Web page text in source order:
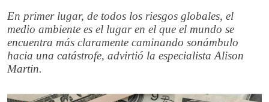
En primer lugar, de todos los riesgos globales, el
medio ambiente es el lugar en el que el mundo se
encuentra más claramente caminando sonámbulo
hacia una catástrofe, advirtió la especialista Alison
Martin.